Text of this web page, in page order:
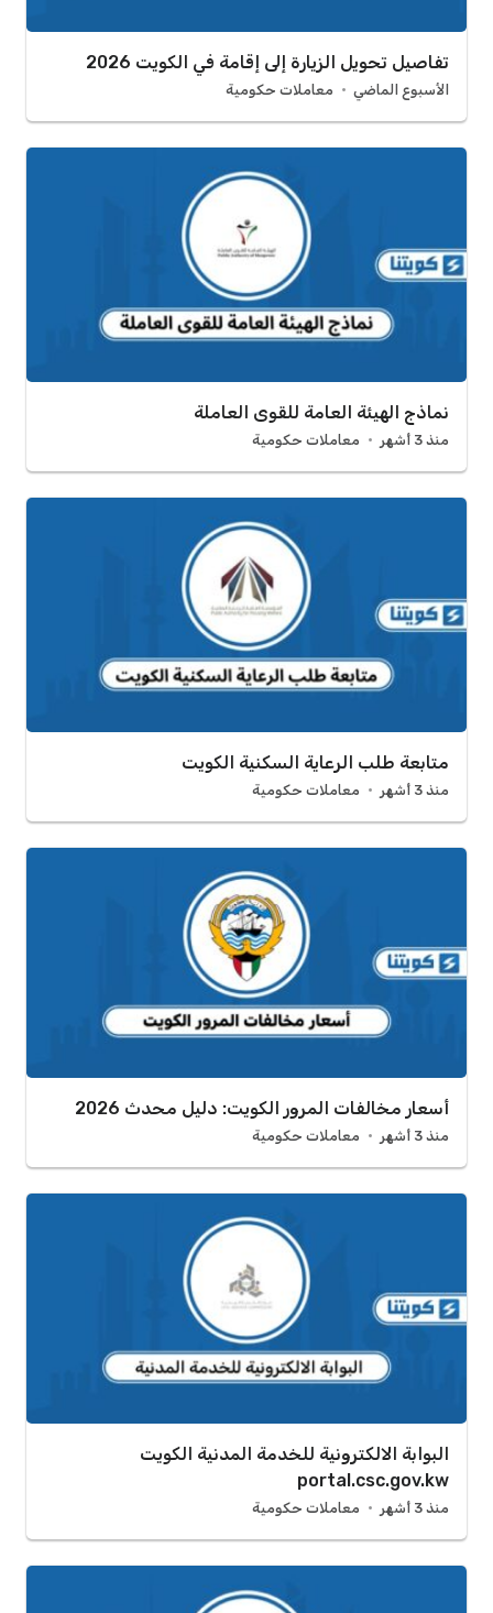
تفاصيل تحويل الزيارة إلى إقامة في الكويت 2026
الأسبوع الماضي معاملات حكومية
نماذج الهيئة العامة للقوى العاملة
منذ 3 أشهر معاملات حكومية
متابعة طلب الرعاية السكنية الكويت
منذ 3 أشهر معاملات حكومية
أسعار مخالفات المرور الكويت: دليل محدث 2026
منذ 3 أشهر معاملات حكومية
البوابة الالكترونية للخدمة المدنية الكويت
portal.csc.gov.kw
منذ 3 أشهر معاملات حكومية